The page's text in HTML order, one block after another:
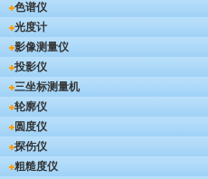
色谱仪
光度计
影像测量仪
投影仪
三坐标测量机
轮廓仪
圆度仪
探伤仪
粗糙度仪